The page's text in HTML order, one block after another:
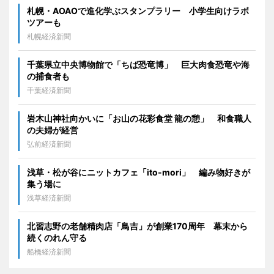
札幌・AOAOで進化学ぶスタンプラリー 小学生向けラボ
ツアーも
札幌経済新聞
千葉県立中央博物館で「ちば恐竜博」 巨大肉食恐竜や海
の捕食者も
千葉経済新聞
岩木山神社向かいに「お山の花彩食堂 龍の憩」 和食職人
の夫婦が経営
弘前経済新聞
浅草・松が谷にニットカフェ「ito-mori」 編み物好きが
集う場に
浅草経済新聞
北習志野の老舗精肉店「鳥吉」が創業170周年 幕末から
続くのれん守る
船橋経済新聞